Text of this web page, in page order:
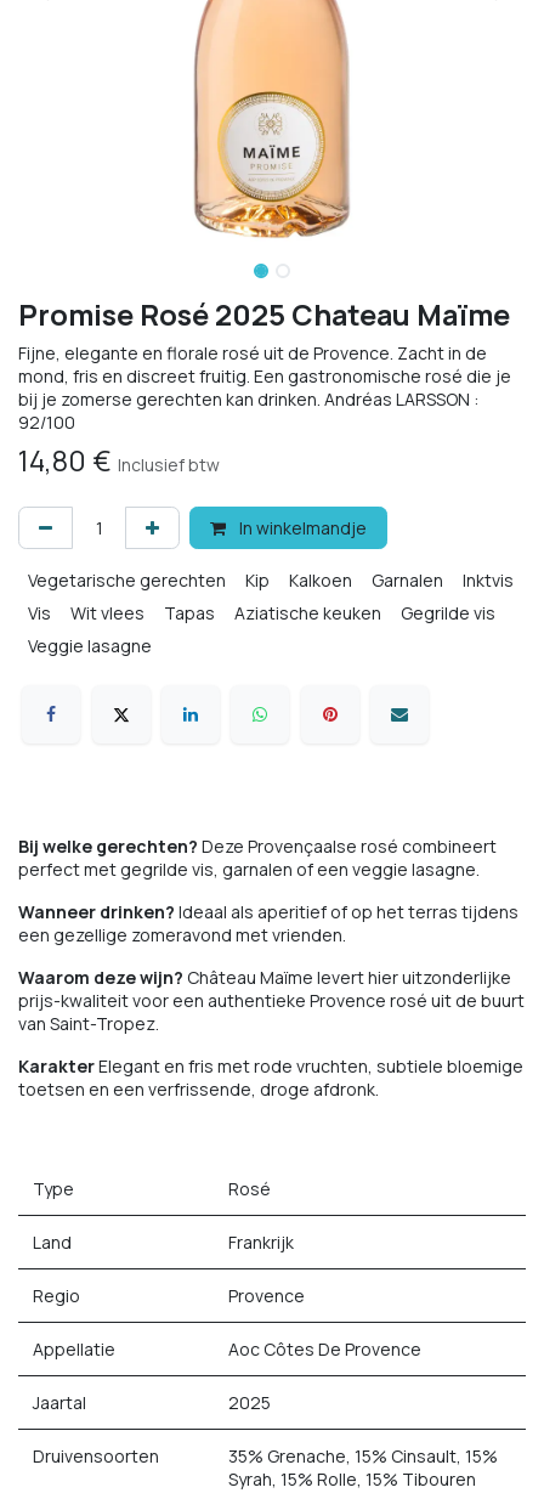
Promise Rosé 2025 Chateau Maïme
Fijne, elegante en florale rosé uit de Provence. Zacht in de
mond, fris en discreet fruitig. Een gastronomische rosé die je
bij je zomerse gerechten kan drinken. Andréas LARSSON :
92/100
14,80 € Inclusief btw
In winkelmandje
Vegetarische gerechten Kip Kalkoen Garnalen
Inktvis
Vis
Wit vlees Tapas Aziatische keuken
Gegrilde vis
Veggie lasagne
Bij welke gerechten? Deze Provençaalse rosé combineert
perfect met gegrilde vis, garnalen of een veggie lasagne.
Wanneer drinken? Ideaal als aperitief of op het terras tijdens
een gezellige zomeravond met vrienden.
Waarom deze wijn? Château Maïme levert hier uitzonderlijke
prijs-kwaliteit voor een authentieke Provence rosé uit de buurt
van Saint-Tropez.
KarakterElegant en fris met rode vruchten, subtiele bloemige
toetsen en een verfrissende, droge afdronk.
Type Rosé
Land Frankrijk
Regio Provence
Appellatie Aoc Côtes De Provence
Jaartal 2025
Druivensoorten
35% Grenache, 15% Cinsault, 15%
Syrah, 15% Rolle, 15% Tibouren